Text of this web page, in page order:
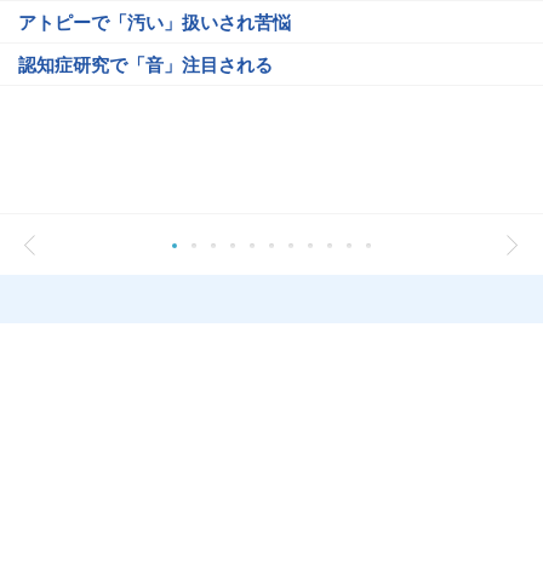
アトピーで「汚い」扱いされ苦悩
認知症研究で「音」注目される